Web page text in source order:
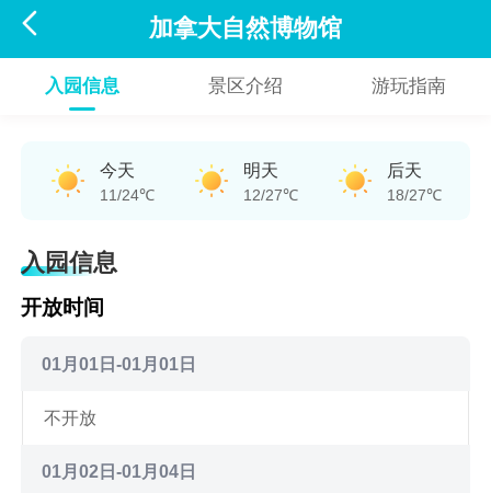
 加拿大自然博物馆
入园信息 景区介绍 游玩指南
今天
11/24℃
明天
12/27℃
后天
18/27℃
入园信息
开放时间
01月01日-01月01日
不开放
01月02日-01月04日